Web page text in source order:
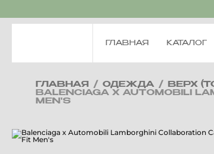
ГЛАВНАЯ КАТАЛОГ
ГЛАВНАЯ / ОДЕЖДА / ВЕРХ
BALENCIAGA X AUTOMOBILI
MEN'S